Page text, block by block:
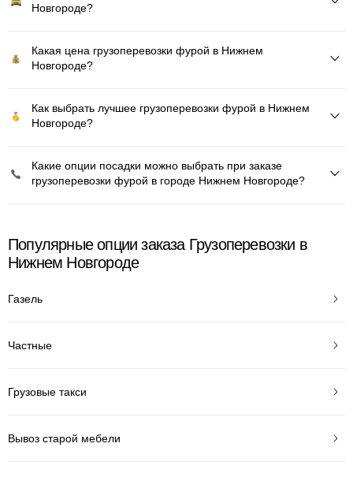
Новгороде?
Какая цена грузоперевозки фурой в Нижнем
Новгороде?
Как выбрать лучшее грузоперевозки фурой в Нижнем
Новгороде?
Какие опции посадки можно выбрать при заказе
грузоперевозки фурой в городе Нижнем Новгороде?
Популярные опции заказа Грузоперевозки в
Нижнем Новгороде
Газель
Частные
Грузовые такси
Вывоз старой мебели